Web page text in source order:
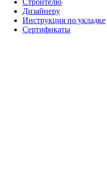
Строителю
Дизайнеру
Инструкция по укладке
Сертификаты